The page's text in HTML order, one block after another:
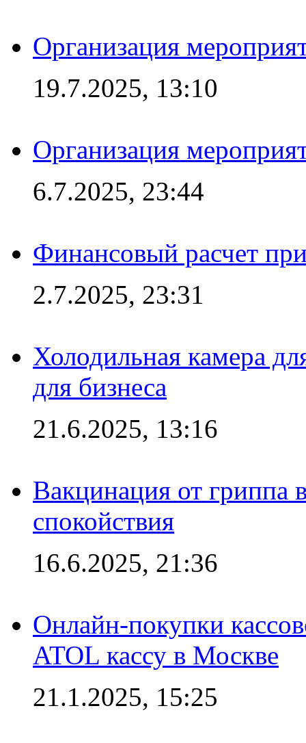
Организация
19.7.2025, 13:10
Организация
6.7.2025, 23:44
Финансовый расчет
2.7.2025, 23:31
Холодильная камера
для бизнеса
21.6.2025, 13:16
Вакцинация от гриппа
спокойствия
16.6.2025, 21:36
Онлайн-покупки
ATOL кассу в Москве
21.1.2025, 15:25